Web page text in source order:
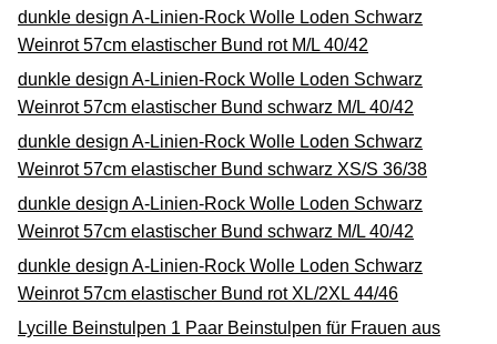
dunkle design A-Linien-Rock Wolle Loden Schwarz
Weinrot 57cm elastischer Bund rot M/L 40/42
dunkle design A-Linien-Rock Wolle Loden Schwarz
Weinrot 57cm elastischer Bund schwarz M/L 40/42
dunkle design A-Linien-Rock Wolle Loden Schwarz
Weinrot 57cm elastischer Bund schwarz XS/S 36/38
dunkle design A-Linien-Rock Wolle Loden Schwarz
Weinrot 57cm elastischer Bund schwarz M/L 40/42
dunkle design A-Linien-Rock Wolle Loden Schwarz
Weinrot 57cm elastischer Bund rot XL/2XL 44/46
Lycille Beinstulpen 1 Paar Beinstulpen für Frauen aus